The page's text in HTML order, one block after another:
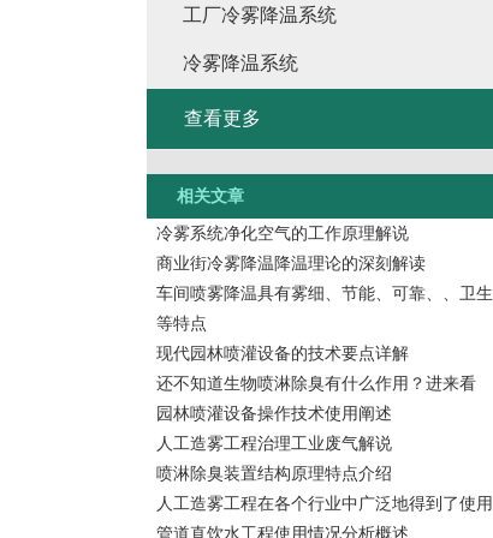
工厂冷雾降温系统
冷雾降温系统
查看更多
相关文章
冷雾系统净化空气的工作原理解说
商业街冷雾降温降温理论的深刻解读
车间喷雾降温具有雾细、节能、可靠、、卫生
等特点
现代园林喷灌设备的技术要点详解
还不知道生物喷淋除臭有什么作用？进来看
园林喷灌设备操作技术使用阐述
人工造雾工程治理工业废气解说
喷淋除臭装置结构原理特点介绍
人工造雾工程在各个行业中广泛地得到了使用
管道直饮水工程使用情况分析概述